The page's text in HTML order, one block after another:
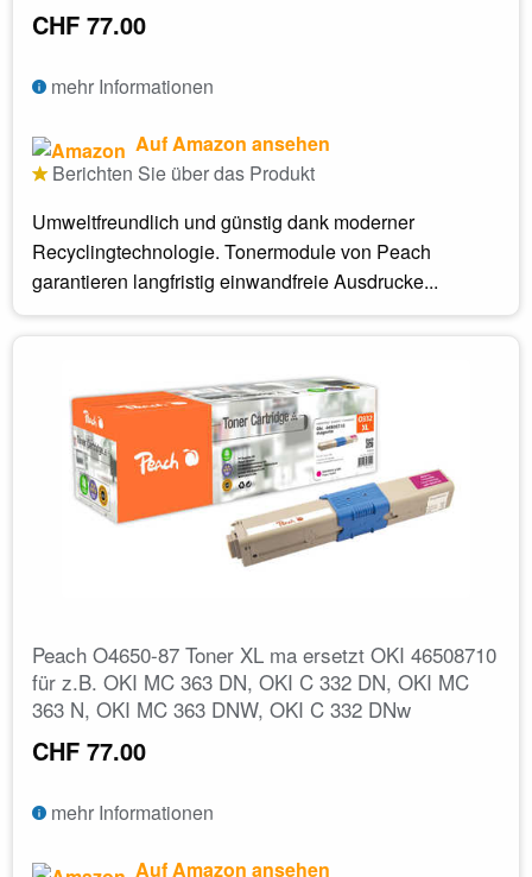
CHF 77.00
mehr Informationen
Auf Amazon ansehen
Berichten Sie über das Produkt
Umweltfreundlich und günstig dank moderner
Recyclingtechnologie. Tonermodule von Peach
garantieren langfristig einwandfreie Ausdrucke...
Peach O4650-87 Toner XL ma ersetzt OKI 46508710
für z.B. OKI MC 363 DN, OKI C 332 DN, OKI MC
363 N, OKI MC 363 DNW, OKI C 332 DNw
CHF 77.00
mehr Informationen
Auf Amazon ansehen